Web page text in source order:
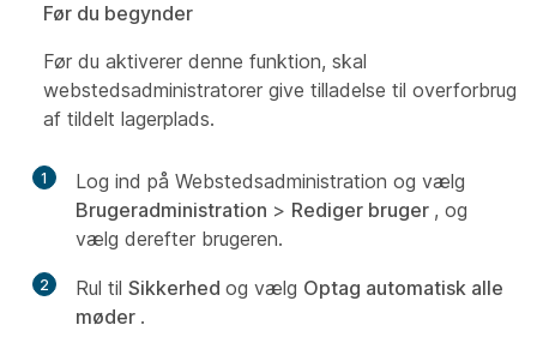
Før du begynder
Før du aktiverer denne funktion, skal
webstedsadministratorer give tilladelse til overforbrug
af tildelt lagerplads.
1
Log ind på Webstedsadministration og vælg
Brugeradministration > Rediger bruger , og
vælg derefter brugeren.
2 Rul til Sikkerhed og vælg Optag automatisk alle
møder .